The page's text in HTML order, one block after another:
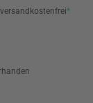
versandkostenfrei*